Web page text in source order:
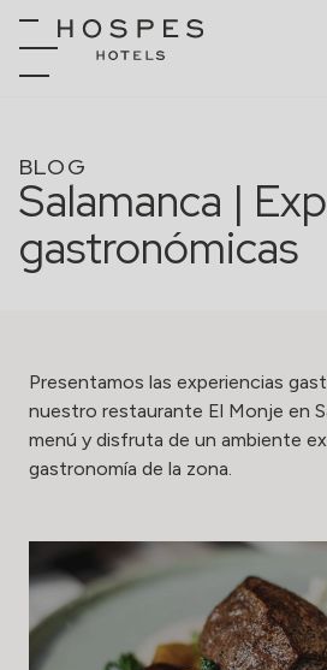
BLOG
Salamanca |
gastronómicas
Presentamos las experiencias
nuestro restaurante El Monje en
menú y disfruta de un ambiente
gastronomía de la zona.